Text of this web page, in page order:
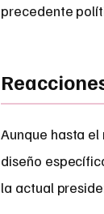
precedente
Aunque hasta
diseño
la actual